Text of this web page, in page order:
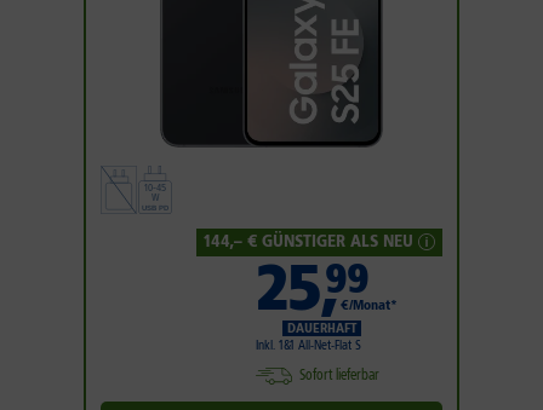
144,– € GÜNSTIGER ALS NEU
25,99
€/Monat*
DAUERHAFT
Inkl. 1&1 All-Net-Flat S
Sofort lieferbar